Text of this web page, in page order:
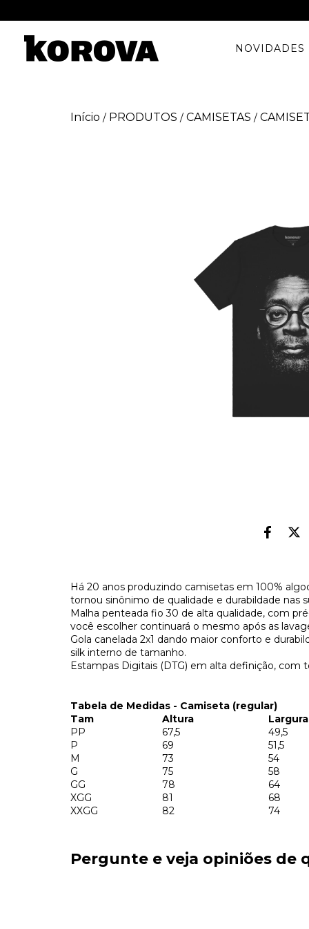
NOVIDADES
Início / PRODUTOS / CAMISETAS /
Há 20 anos produzindo camisetas em 100%
tornou sinônimo de qualidade e durabildade nas
Malha penteada fio 30 de alta qualidade, com
você escolher continuará o mesmo após as
Gola canelada 2x1 dando maior conforto e
silk interno de tamanho.
Estampas Digitais (DTG) em alta definição, com
Tabela de Medidas - Camiseta (regular)
Tam
Altura
Largura
PP
67,5
49,5
P
69
51,5
M
73
54
G
75
58
GG
78
64
XGG
81
68
XXGG
82 74
Pergunte e veja opiniões de